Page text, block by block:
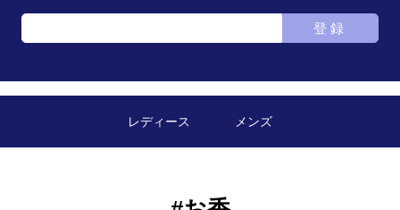
登録
レディース メンズ